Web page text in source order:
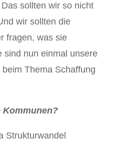
sollten wir so nicht
wir sollten die
fragen, was sie
sind nun einmal unsere
Thema Schaffung
Kommunen?
Strukturwandel